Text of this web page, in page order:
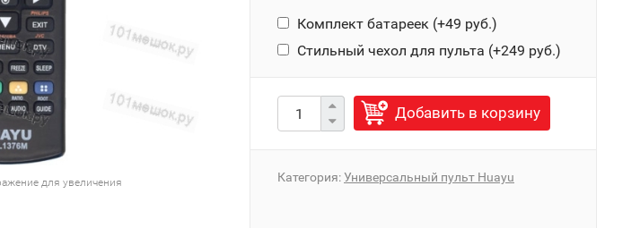
для увеличения
Комплект батареек (+49 руб.)
Стильный чехол для пульта (+249 руб.)
Добавить в корзину
Категория:Универсальный пульт Huayu